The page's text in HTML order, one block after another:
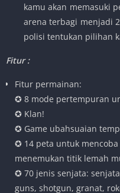
kamu akan memasuki
arena terbagi menjadi
polisi tentukan pilihan
Fitur :
Fitur permainan:
✪ 8 mode pertempuran
✪ Klan!
✪ Game ubahsuaian
✪ 14 peta untuk
menemukan titik lemah
✪ 70 jenis senjata:
guns, shotgun, granat,